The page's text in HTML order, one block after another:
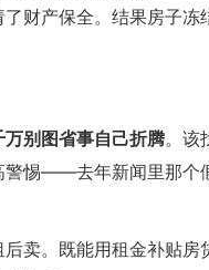
财产保全。结果房子
万别图省事自己折腾。该
警惕——去年新闻里那个
卖。既能用租金补贴